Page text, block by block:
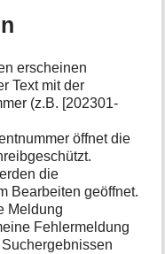
erscheinen
Text mit der
(z.B. [202301-
öffnet die
die
Bearbeiten geöffnet.
Meldung
Fehlermeldung